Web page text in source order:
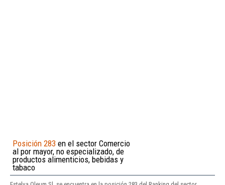
Posición 283 en el sector Comercio
al por mayor, no especializado, de
productos alimenticios, bebidas y
tabaco